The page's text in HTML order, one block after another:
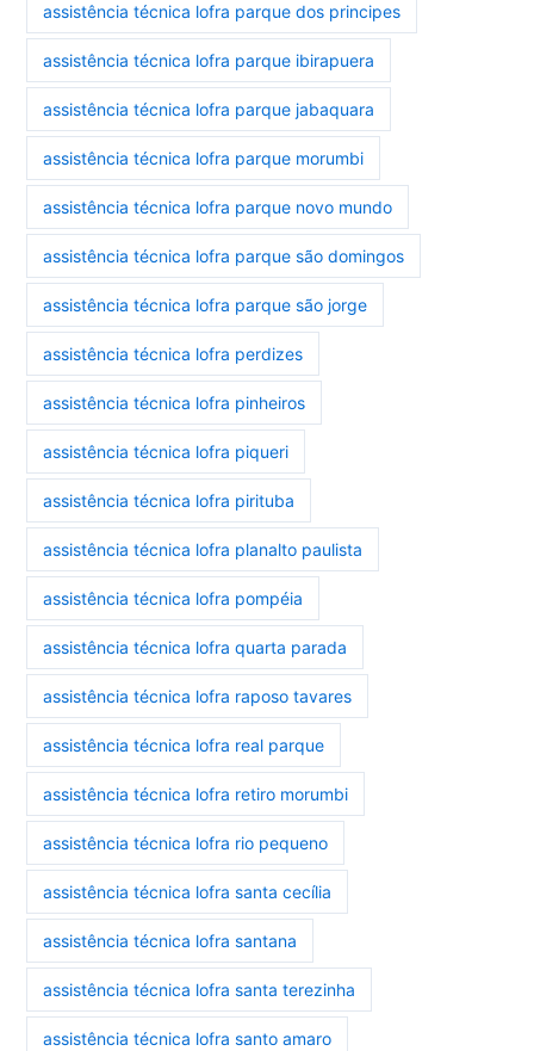
assistência técnica lofra parque dos principes
assistência técnica lofra parque ibirapuera
assistência técnica lofra parque jabaquara
assistência técnica lofra parque morumbi
assistência técnica lofra parque novo mundo
assistência técnica lofra parque são domingos
assistência técnica lofra parque são jorge
assistência técnica lofra perdizes
assistência técnica lofra pinheiros
assistência técnica lofra piqueri
assistência técnica lofra pirituba
assistência técnica lofra planalto paulista
assistência técnica lofra pompéia
assistência técnica lofra quarta parada
assistência técnica lofra raposo tavares
assistência técnica lofra real parque
assistência técnica lofra retiro morumbi
assistência técnica lofra rio pequeno
assistência técnica lofra santa cecília
assistência técnica lofra santana
assistência técnica lofra santa terezinha
assistência técnica lofra santo amaro